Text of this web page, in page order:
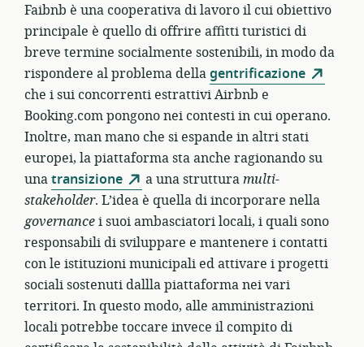
Faibnb è una cooperativa di lavoro il cui obiettivo
principale è quello di offrire affitti turistici di
breve termine socialmente sostenibili, in modo da
rispondere al problema dellagentrificazione
che i sui concorrenti estrattivi Airbnb e
Booking.com pongono nei contesti in cui operano.
Inoltre, man mano che si espande in altri stati
europei, la piattaforma sta anche ragionando su
unatransizione a una strutturamulti-
stakeholder. L’idea è quella di incorporare nella
governancei suoi ambasciatori locali, i quali sono
responsabili di sviluppare e mantenere i contatti
con le istituzioni municipali ed attivare i progetti
sociali sostenuti dallla piattaforma nei vari
territori. In questo modo, alle amministrazioni
locali potrebbe toccare invece il compito di